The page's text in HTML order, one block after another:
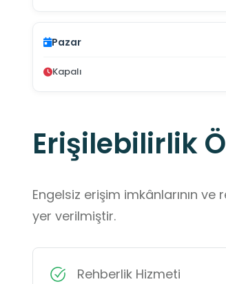
Pazar
Kapalı
Erişilebilirlik
Engelsiz erişim imkânlarının
yer verilmiştir.
Rehberlik Hizmeti